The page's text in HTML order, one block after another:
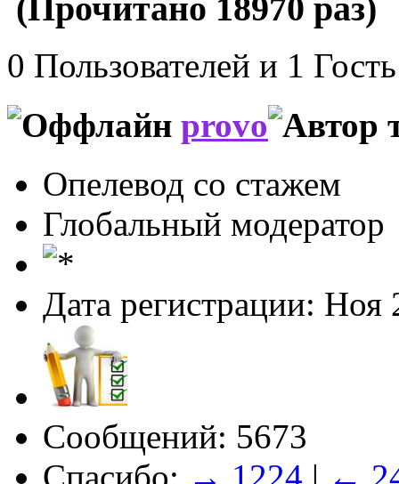
(Прочитано 18970 раз)
0 Пользователей и 1
provo
Опелевод со стажем
Глобальный модератор
Дата регистрации: Ноя
Сообщений: 5673
Спасибо: → 1224 | ←